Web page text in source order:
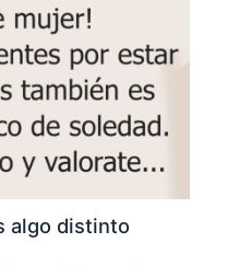
algo distinto